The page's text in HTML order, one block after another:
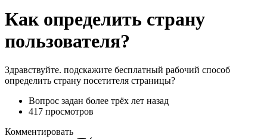
Как определить страну
пользователя?
Здравствуйте. подскажите бесплатный рабочий способ
определить страну посетителя страницы?
Вопрос задан более трёх лет назад
417 просмотров
Комментировать